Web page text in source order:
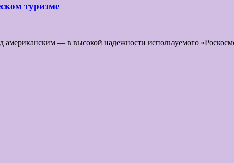
туризме
американским — в высокой надежности используемого